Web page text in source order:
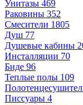
Унитазы 469
Раковины 352
Смесители 1805
Душ 77
Душевые кабины
Инсталляции 70
Биде 96
Теплые полы 109
Писсуары 4